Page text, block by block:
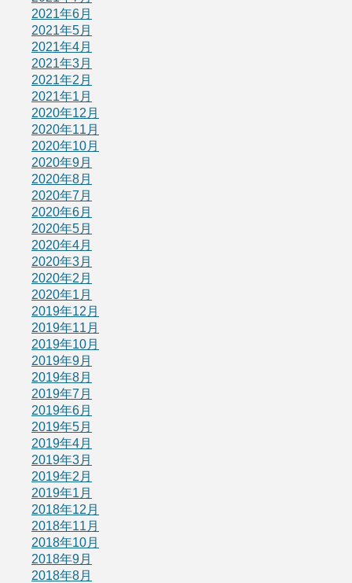
2021年6月
2021年5月
2021年4月
2021年3月
2021年2月
2021年1月
2020年12月
2020年11月
2020年10月
2020年9月
2020年8月
2020年7月
2020年6月
2020年5月
2020年4月
2020年3月
2020年2月
2020年1月
2019年12月
2019年11月
2019年10月
2019年9月
2019年8月
2019年7月
2019年6月
2019年5月
2019年4月
2019年3月
2019年2月
2019年1月
2018年12月
2018年11月
2018年10月
2018年9月
2018年8月